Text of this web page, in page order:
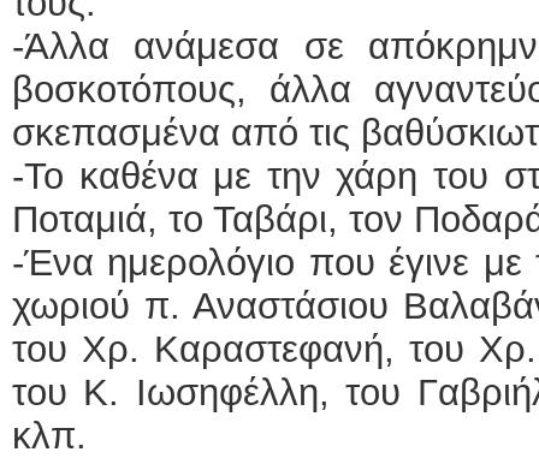
-Άλλα ανάμεσα σε
βοσκοτόπους, άλλα
σκεπασμένα από τις
-Το καθένα με την χάρη του
Ποταμιά, το Ταβάρι, τον
-Ένα ημερολόγιο που έγινε
χωριού π. Αναστάσιου
του Χρ. Καραστεφανή, του
του Κ. Ιωσηφέλλη, του
κλπ.